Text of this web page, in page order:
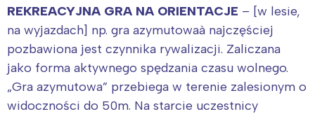
REKREACYJNA GRA NA ORIENTACJE – [w lesie,
na wyjazdach] np. gra azymutowaà najczęściej
pozbawiona jest czynnika rywalizacji. Zaliczana
jako forma aktywnego spędzania czasu wolnego.
„Gra azymutowa” przebiega w terenie zalesionym o
widoczności do 50m. Na starcie uczestnicy